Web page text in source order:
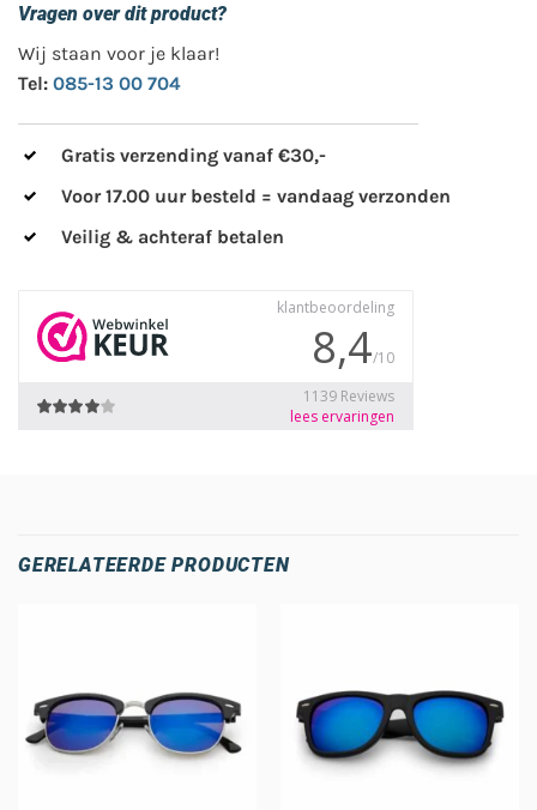
Vragen over dit product?
Wij staan voor je klaar!
Tel: 085-13 00 704
Gratis verzending vanaf €30,-
Voor 17.00 uur besteld = vandaag verzonden
Veilig & achteraf betalen
GERELATEERDE PRODUCTEN